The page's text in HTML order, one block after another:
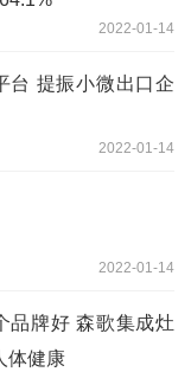
2022-01-14
台 提振小微出口企
2022-01-14
2022-01-14
品牌好 森歌集成灶
体健康